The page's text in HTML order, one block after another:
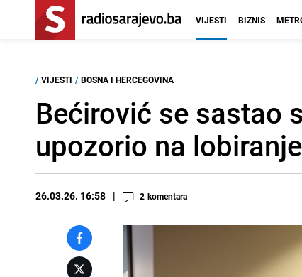
VIJESTI BIZNIS
/ VIJESTI / BOSNA I HERCEGOVINA
Bećirović se sastao
upozorio na
26.03.26. 16:58 2 komentara